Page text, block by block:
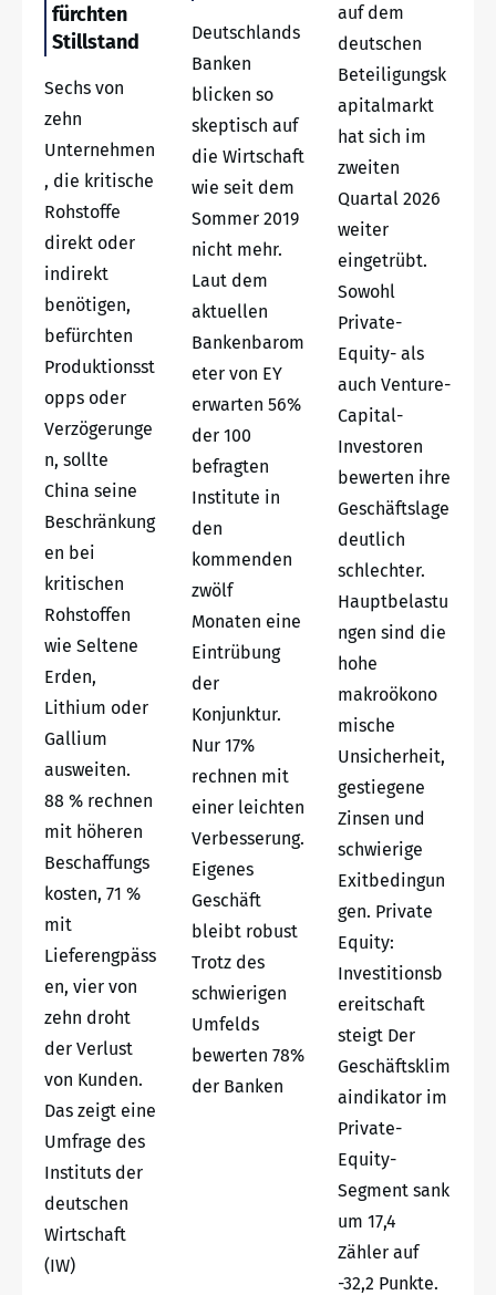
fürchten
Stillstand
Sechs von
zehn
Unternehmen
, die kritische
Rohstoffe
direkt oder
indirekt
benötigen,
befürchten
Produktionsst
opps oder
Verzögerunge
n, sollte
China seine
Beschränkung
en bei
kritischen
Rohstoffen
wie Seltene
Erden,
Lithium oder
Gallium
ausweiten.
88 % rechnen
mit höheren
Beschaffungs
kosten, 71 %
mit
Lieferengpäss
en, vier von
zehn droht
der Verlust
von Kunden.
Das zeigt eine
Umfrage des
Instituts der
deutschen
Wirtschaft
(IW)
Deutschlands
Banken
blicken so
skeptisch auf
die Wirtschaft
wie seit dem
Sommer 2019
nicht mehr.
Laut dem
aktuellen
Bankenbarom
eter von EY
erwarten 56%
der 100
befragten
Institute in
den
kommenden
zwölf
Monaten eine
Eintrübung
der
Konjunktur.
Nur 17%
rechnen mit
einer leichten
Verbesserung.
Eigenes
Geschäft
bleibt robust
Trotz des
schwierigen
Umfelds
bewerten 78%
der Banken
auf dem
deutschen
Beteiligungsk
apitalmarkt
hat sich im
zweiten
Quartal 2026
weiter
eingetrübt.
Sowohl
Private-
Equity- als
auch Venture-
Capital-
Investoren
bewerten ihre
Geschäftslage
deutlich
schlechter.
Hauptbelastu
ngen sind die
hohe
makroökono
mische
Unsicherheit,
gestiegene
Zinsen und
schwierige
Exitbedingun
gen. Private
Equity:
Investitionsb
ereitschaft
steigt Der
Geschäftsklim
aindikator im
Private-
Equity-
Segment sank
um 17,4
Zähler auf
-32,2 Punkte.